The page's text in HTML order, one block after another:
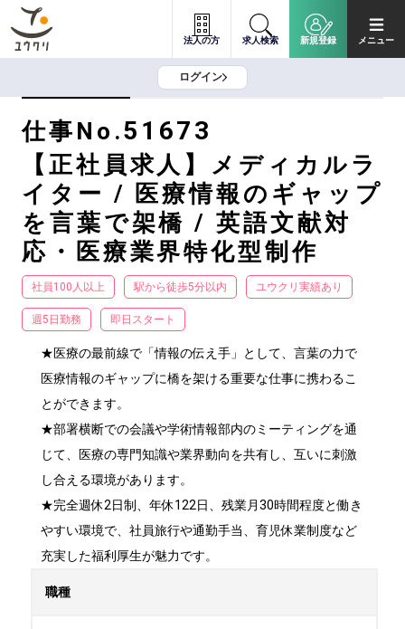
法人の方 求人検索 新規登録 メニュー
ログイン
仕事No.51673
【正社員求人】メディカルラ
イター / 医療情報のギャップ
を言葉で架橋 / 英語文献対
応・医療業界特化型制作
社員100人以上 駅から徒歩5分以内 ユウクリ実績あり
週5日勤務 即日スタート
★医療の最前線で「情報の伝え手」として、言葉の力で
医療情報のギャップに橋を架ける重要な仕事に携わるこ
とができます。
★部署横断での会議や学術情報部内のミーティングを通
じて、医療の専門知識や業界動向を共有し、互いに刺激
し合える環境があります。
★完全週休2日制、年休122日、残業月30時間程度と働き
やすい環境で、社員旅行や通勤手当、育児休業制度など
充実した福利厚生が魅力です。
職種